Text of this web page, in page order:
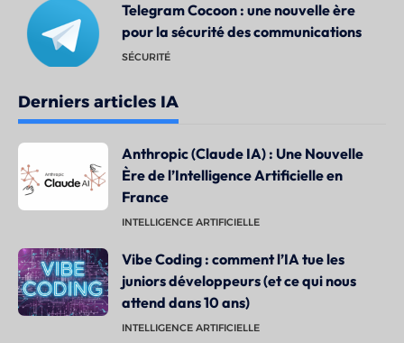
Telegram Cocoon : une nouvelle ère
pour la sécurité des communications
SÉCURITÉ
Derniers articles IA
Anthropic (Claude IA) : Une Nouvelle
Ère de l’Intelligence Artificielle en
France
INTELLIGENCE ARTIFICIELLE
Vibe Coding : comment l’IA tue les
juniors développeurs (et ce qui nous
attend dans 10 ans)
INTELLIGENCE ARTIFICIELLE